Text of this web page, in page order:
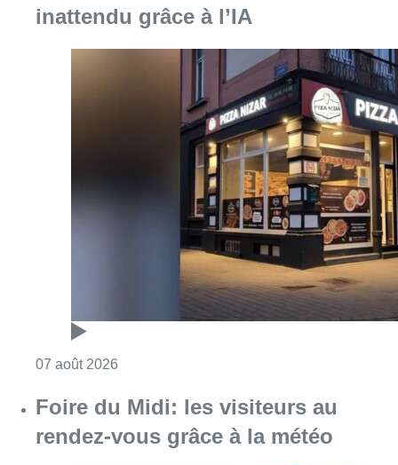
inattendu grâce à l’IA
07 août 2026
Foire du Midi: les visiteurs au
rendez-vous grâce à la météo